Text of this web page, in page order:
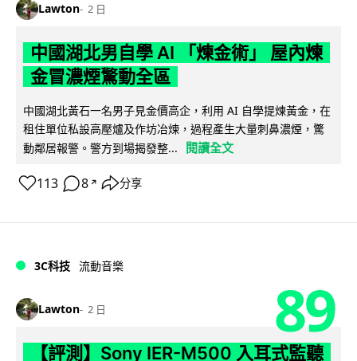
Lawton 2 日
中國湖北男自學 AI 「煉金術」 屋內煉
金冒濃煙驚動全區
中國湖北黃石一名男子見金價高企，利用 AI 自學提煉黃金，在
租住單位私設高壓爐及作坊冶煉，過程產生大量刺鼻濃煙，驚
動鄰居報警。警方到場揭發整...
閱讀全文
113 8 ↗ 分享
3C科技 流動音樂
Lawton 2 日 89
【評測】Sony IER-M500 入耳式監聽